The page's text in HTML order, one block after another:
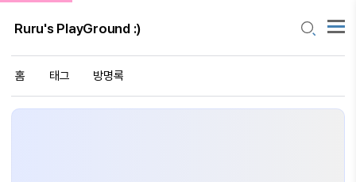
Ruru's PlayGround :)
홈 태그 방명록